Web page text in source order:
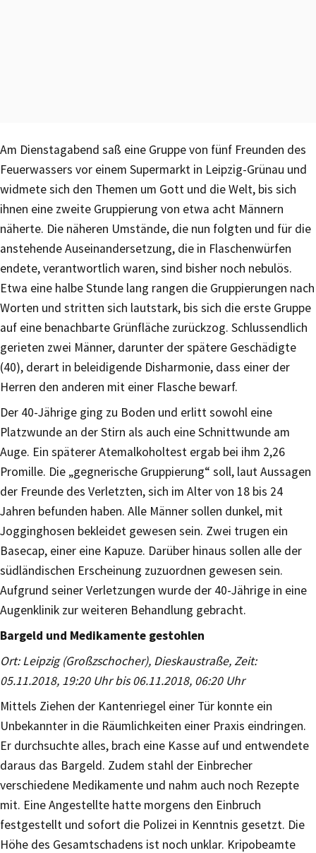
Am Dienstagabend saß eine Gruppe von fünf Freunden des
Feuerwassers vor einem Supermarkt in Leipzig-Grünau und
widmete sich den Themen um Gott und die Welt, bis sich
ihnen eine zweite Gruppierung von etwa acht Männern
näherte. Die näheren Umstände, die nun folgten und für die
anstehende Auseinandersetzung, die in Flaschenwürfen
endete, verantwortlich waren, sind bisher noch nebulös.
Etwa eine halbe Stunde lang rangen die Gruppierungen nach
Worten und stritten sich lautstark, bis sich die erste Gruppe
auf eine benachbarte Grünfläche zurückzog. Schlussendlich
gerieten zwei Männer, darunter der spätere Geschädigte
(40), derart in beleidigende Disharmonie, dass einer der
Herren den anderen mit einer Flasche bewarf.
Der 40-Jährige ging zu Boden und erlitt sowohl eine
Platzwunde an der Stirn als auch eine Schnittwunde am
Auge. Ein späterer Atemalkoholtest ergab bei ihm 2,26
Promille. Die „gegnerische Gruppierung“ soll, laut Aussagen
der Freunde des Verletzten, sich im Alter von 18 bis 24
Jahren befunden haben. Alle Männer sollen dunkel, mit
Jogginghosen bekleidet gewesen sein. Zwei trugen ein
Basecap, einer eine Kapuze. Darüber hinaus sollen alle der
südländischen Erscheinung zuzuordnen gewesen sein.
Aufgrund seiner Verletzungen wurde der 40-Jährige in eine
Augenklinik zur weiteren Behandlung gebracht.
Bargeld und Medikamente gestohlen
Ort: Leipzig (Großzschocher), Dieskaustraße, Zeit:
05.11.2018, 19:20 Uhr bis 06.11.2018, 06:20 Uhr
Mittels Ziehen der Kantenriegel einer Tür konnte ein
Unbekannter in die Räumlichkeiten einer Praxis eindringen.
Er durchsuchte alles, brach eine Kasse auf und entwendete
daraus das Bargeld. Zudem stahl der Einbrecher
verschiedene Medikamente und nahm auch noch Rezepte
mit. Eine Angestellte hatte morgens den Einbruch
festgestellt und sofort die Polizei in Kenntnis gesetzt. Die
Höhe des Gesamtschadens ist noch unklar. Kripobeamte